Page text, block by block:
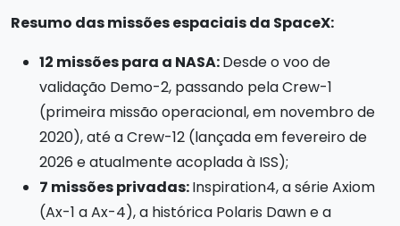
Resumo das missões espaciais da SpaceX:
12 missões para a NASA:Desde o voo de
validação Demo-2, passando pela Crew-1
(primeira missão operacional, em novembro de
2020), até a Crew-12 (lançada em fevereiro de
2026 e atualmente acoplada à ISS);
7 missões privadas:Inspiration4, a série Axiom
(Ax-1 a Ax-4), a histórica Polaris Dawn e a